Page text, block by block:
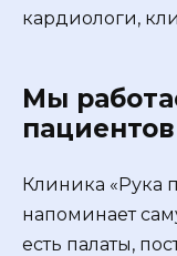
кардиологи,
Мы
пациентов
Клиника «Рука
напоминает
есть палаты,